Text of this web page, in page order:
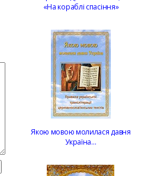
«На кораблі спасіння»
Якою мовою молилася давня
Україна…